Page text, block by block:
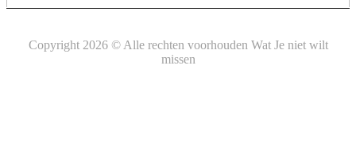
Copyright 2026 © Alle rechten voorhouden Wat Je niet wilt
missen